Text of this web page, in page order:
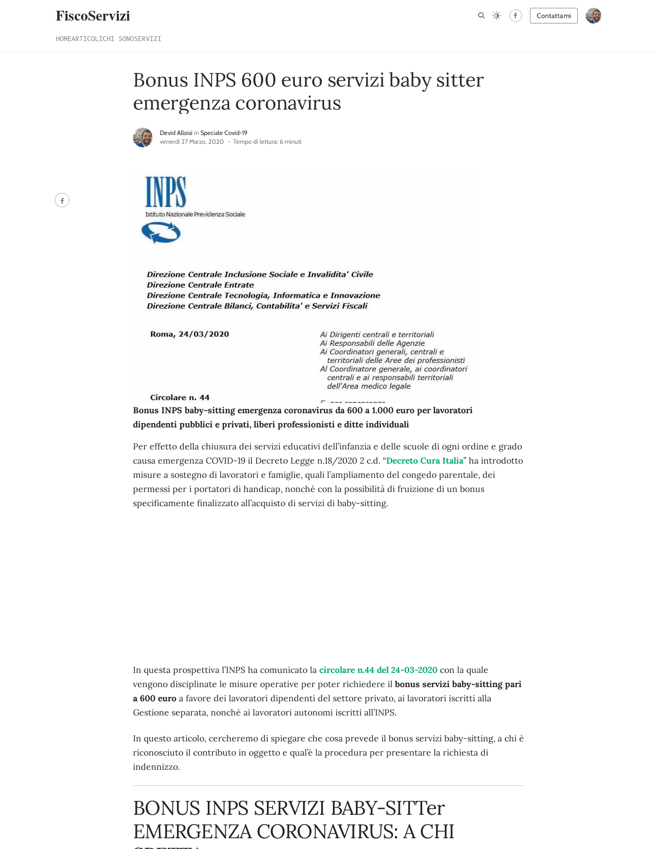
FiscoServizi Contattami
HOMEARTICOLICHI SONOSERVIZI
Bonus INPS 600 euro servizi baby sitter
emergenza coronavirus
Devid Alloisi in Speciale Covid-19
venerdì 27 Marzo, 2020
Tempo di lettura: 6 minuti
Bonus INPS baby-sitting emergenza coronavirus da 600 a 1.000 euro per lavoratori
dipendenti pubblici e privati, liberi professionisti e ditte individuali
Per effetto della chiusura dei servizi educativi dell’infanzia e delle scuole di ogni ordine e grado
causa emergenza COVID-19 il Decreto Legge n.18/2020 2 c.d. “Decreto Cura Italia” ha introdotto
misure a sostegno di lavoratori e famiglie, quali l’ampliamento del congedo parentale, dei
permessi per i portatori di handicap, nonché con la possibilità di fruizione di un bonus
specificamente finalizzato all’acquisto di servizi di baby-sitting.
In questa prospettiva l’INPS ha comunicato la circolare n.44 del 24-03-2020 con la quale
vengono disciplinate le misure operative per poter richiedere il bonus servizi baby-sitting pari
a 600 euro a favore dei lavoratori dipendenti del settore privato, ai lavoratori iscritti alla
Gestione separata, nonché ai lavoratori autonomi iscritti all’INPS.
In questo articolo, cercheremo di spiegare che cosa prevede il bonus servizi baby-sitting, a chi è
riconosciuto il contributo in oggetto e qual’è la procedura per presentare la richiesta di
indennizzo.
BONUS INPS SERVIZI BABY-SITTer
EMERGENZA CORONAVIRUS: A CHI